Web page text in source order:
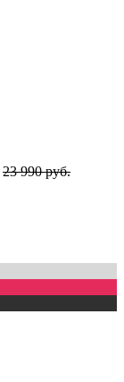
23 990 руб.